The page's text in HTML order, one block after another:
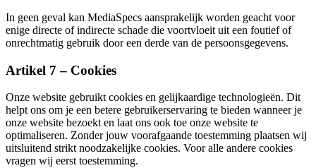
In geen geval kan MediaSpecs aansprakelijk worden geacht voor
enige directe of indirecte schade die voortvloeit uit een foutief of
onrechtmatig gebruik door een derde van de persoonsgegevens.
Artikel 7 – Cookies
Onze website gebruikt cookies en gelijkaardige technologieën. Dit
helpt ons om je een betere gebruikerservaring te bieden wanneer je
onze website bezoekt en laat ons ook toe onze website te
optimaliseren. Zonder jouw voorafgaande toestemming plaatsen wij
uitsluitend strikt noodzakelijke cookies. Voor alle andere cookies
vragen wij eerst toestemming.